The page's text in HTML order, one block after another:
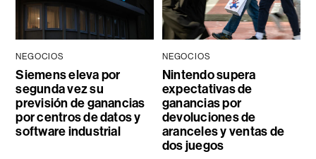
NEGOCIOS
Siemens eleva por
segunda vez su
previsión de ganancias
por centros de datos y
software industrial
NEGOCIOS
Nintendo supera
expectativas de
ganancias por
devoluciones de
aranceles y ventas de
dos juegos